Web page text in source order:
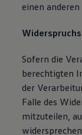
einen
Sofern die
berechtigten
der
Falle des
mitzuteilen,